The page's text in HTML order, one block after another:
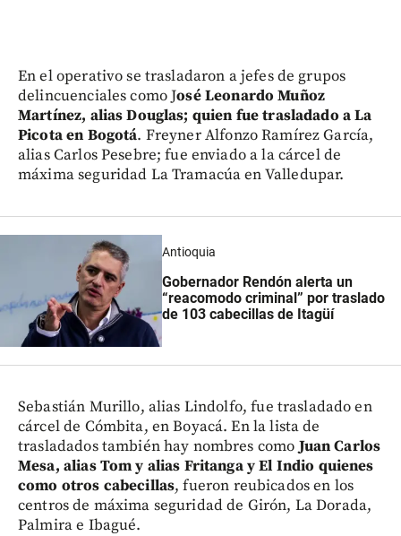
En el operativo se trasladaron a jefes de grupos
delincuenciales como José Leonardo Muñoz
Martínez, alias Douglas; quien fue trasladado a La
Picota en Bogotá. Freyner Alfonzo Ramírez García,
alias Carlos Pesebre; fue enviado a la cárcel de
máxima seguridad La Tramacúa en Valledupar.
Antioquia
Gobernador Rendón alerta un
“reacomodo criminal” por traslado
de 103 cabecillas de Itagüí
Sebastián Murillo, alias Lindolfo, fue trasladado en
cárcel de Cómbita, en Boyacá. En la lista de
trasladados también hay nombres comoJuan Carlos
Mesa, alias Tom y alias Fritanga y El Indio quienes
como otros cabecillas, fueron reubicados en los
centros de máxima seguridad de Girón, La Dorada,
Palmira e Ibagué.